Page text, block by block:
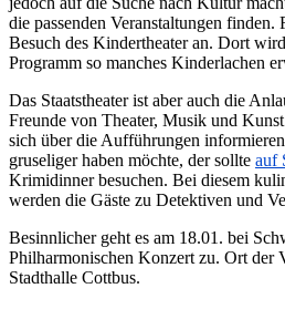
die passenden Veranstaltungen
Besuch des Kindertheater an. Dort
Programm so manches Kinderlachen
Das Staatstheater ist aber auch die
Freunde von Theater, Musik und
sich über die Aufführungen
gruseliger haben möchte, der sollte auf
Krimidinner besuchen. Bei diesem
werden die Gäste zu Detektiven und
Besinnlicher geht es am 18.01. bei
Philharmonischen Konzert zu. Ort der
Stadthalle Cottbus.